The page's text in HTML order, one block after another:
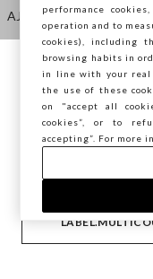
AJUDA
EMPRESA
CONTACTE-NOS
Está a navegar
deseja guardar a
performance
operation and to
cookies), including
browsing habits in
in line with your real
the use of these
on "accept all
cookies”, or to
accepting”. For more